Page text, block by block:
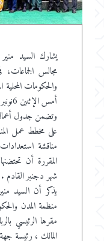
يشارك السيد منير
مجالس الجماعات،
أمس الإثنين 6نونبر 2023 بمدينة لاگوس بنيجيريا .
وتضمن جدول أعمال
مناقشة
المقررة أن
شهر دجنبر القادم .
يذكر أن السيد
منظمة المدن
مقرها الرئيسي
المالك ، رئيسة